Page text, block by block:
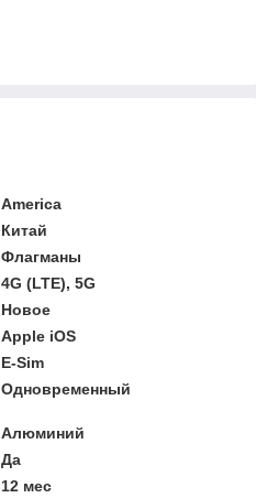
America
Китай
Флагманы
4G (LTE), 5G
Новое
Apple iOS
E-Sim
Одновременный
Алюминий
Да
12 мес